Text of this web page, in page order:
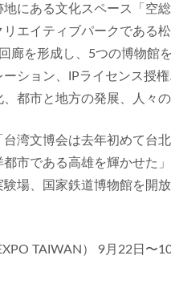
にある文化スペース「空
エイティブパークである
廊を形成し、5つの博物館
ション、IPライセンス授
都市と地方の発展、人々
湾文博会は去年初めて台
市である高雄を輝かせた
場、国家鉄道博物館を開